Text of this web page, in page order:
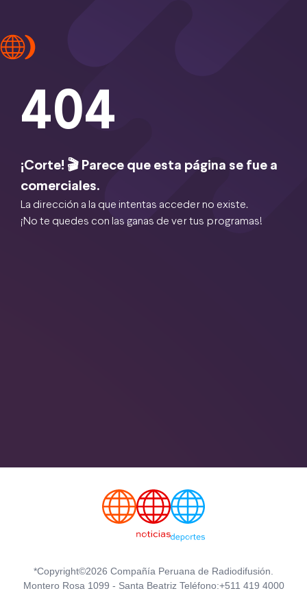
404
¡Corte! 🎬 Parece que esta página se fue a
comerciales.
La dirección a la que intentas acceder no existe.
¡No te quedes con las ganas de ver tus programas!
*Copyright©2026 Compañía Peruana de Radiodifusión.
Montero Rosa 1099 - Santa Beatriz Teléfono:+511 419 4000